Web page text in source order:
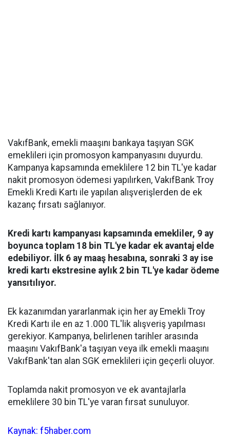
VakıfBank, emekli maaşını bankaya taşıyan SGK
emeklileri için promosyon kampanyasını duyurdu.
Kampanya kapsamında emeklilere 12 bin TL'ye kadar
nakit promosyon ödemesi yapılırken, VakıfBank Troy
Emekli Kredi Kartı ile yapılan alışverişlerden de ek
kazanç fırsatı sağlanıyor.
Kredi kartı kampanyası kapsamında emekliler, 9 ay
boyunca toplam 18 bin TL'ye kadar ek avantaj elde
edebiliyor. İlk 6 ay maaş hesabına, sonraki 3 ay ise
kredi kartı ekstresine aylık 2 bin TL'ye kadar ödeme
yansıtılıyor.
Ek kazanımdan yararlanmak için her ay Emekli Troy
Kredi Kartı ile en az 1.000 TL'lik alışveriş yapılması
gerekiyor. Kampanya, belirlenen tarihler arasında
maaşını VakıfBank'a taşıyan veya ilk emekli maaşını
VakıfBank'tan alan SGK emeklileri için geçerli oluyor.
Toplamda nakit promosyon ve ek avantajlarla
emeklilere 30 bin TL'ye varan fırsat sunuluyor.
Kaynak: f5haber.com